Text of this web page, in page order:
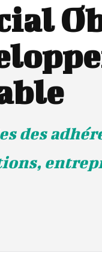
des